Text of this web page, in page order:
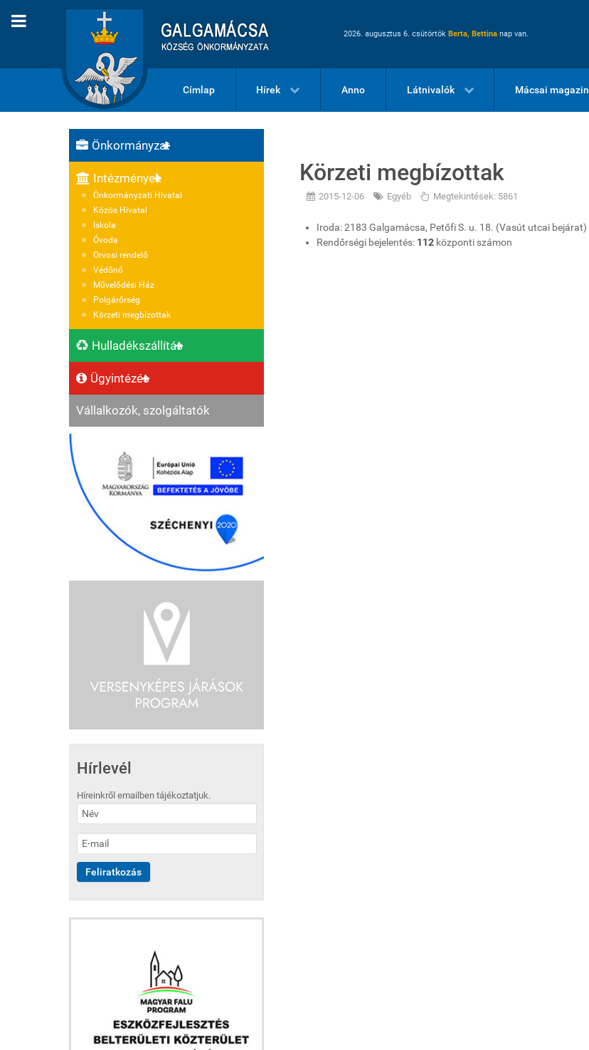
2026. augusztus 6. csütörtök Berta, Bettina nap van.
Címlap Hírek Anno Látnivalók Mácsai magazin
Önkormányzat
Intézmények
Önkormányzati Hivatal
Közös Hivatal
Iskola
Óvoda
Orvosi rendelő
Védőnő
Művelődési Ház
Polgárőrség
Körzeti megbízottak
Hulladékszállítás
Ügyintézés
Vállalkozók, szolgáltatók
Hírlevél
Híreinkről emailben tájékoztatjuk.
Körzeti megbízottak
2015-12-06 Egyéb Megtekintések: 5861
Iroda: 2183 Galgamácsa, Petőfi S. u. 18. (Vasút utcai bejárat)
Rendőrségi bejelentés: 112 központi számon